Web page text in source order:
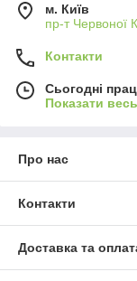
м. Київ
пр-т Червоної
Контакти
Сьогодні
Показати
Про нас
Контакти
Доставка та